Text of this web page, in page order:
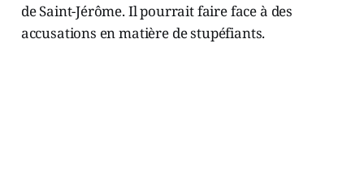
de Saint-Jérôme. Il pourrait faire face à des
accusations en matière de stupéfiants.